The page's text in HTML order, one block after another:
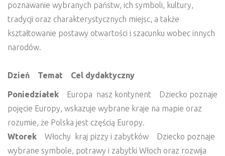
poznawanie wybranych państw, ich symboli, kultury,
tradycji oraz charakterystycznych miejsc, a także
kształtowanie postawy otwartości i szacunku wobec innych
narodów.
Dzień Temat Cel dydaktyczny
Poniedziałek Europa nasz kontynent Dziecko poznaje
pojęcie Europy, wskazuje wybrane kraje na mapie oraz
rozumie, że Polska jest częścią Europy.
Wtorek
Włochy kraj pizzy i zabytków Dziecko poznaje
wybrane symbole, potrawy i zabytki Włoch oraz rozwija